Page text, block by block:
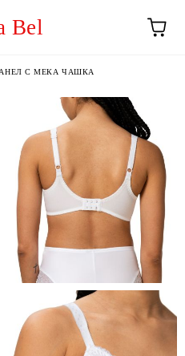
Bel
С МЕКА ЧАШКА